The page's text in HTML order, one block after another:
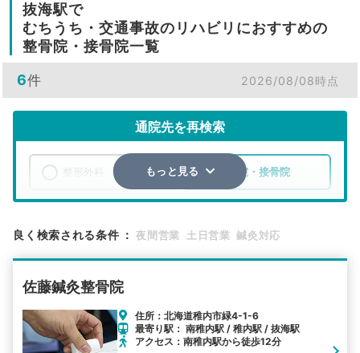
抜海駅で
むちうち・交通事故のリハビリにおすすめの
整骨院・接骨院一覧
6件 2026/08/08時点
通院先を再検索
整骨院・接骨院
検索する
その他の検索方法
もっと見る
良く検索される条件 ： 夜間営業 土日営業 鍼灸対応
佐藤鍼灸整骨院
住所：北海道稚内市緑4-1-6
最寄り駅： 南稚内駅 / 稚内駅 / 抜海駅
アクセス：南稚内駅から徒歩12分